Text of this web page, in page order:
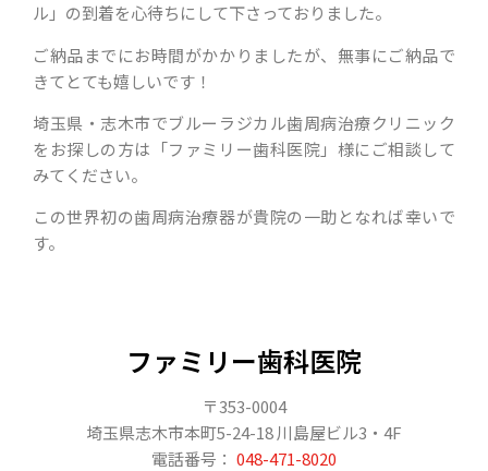
ル」の到着を心待ちにして下さっておりました。
ご納品までにお時間がかかりましたが、無事にご納品で
きてとても嬉しいです！
埼玉県・志木市でブルーラジカル歯周病治療クリニック
をお探しの方は「ファミリー歯科医院」様にご相談して
みてください。
この世界初の歯周病治療器が貴院の一助となれば幸いで
す。
ファミリー歯科医院
〒353-0004
埼玉県志木市本町5-24-18 川島屋ビル3・4F
電話番号： 048-471-8020